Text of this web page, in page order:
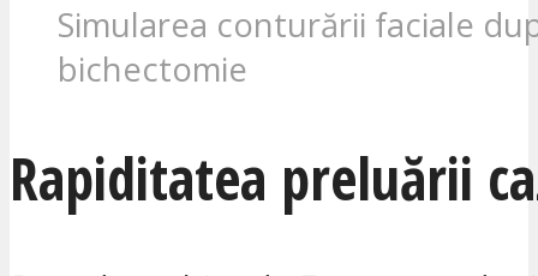
Simularea conturării faciale
bichectomie
Rapiditatea preluării